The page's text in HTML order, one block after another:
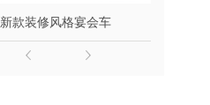
新款装修风格宴会车